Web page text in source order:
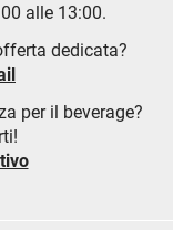
alle 13:00.
dedicata?
per il beverage?